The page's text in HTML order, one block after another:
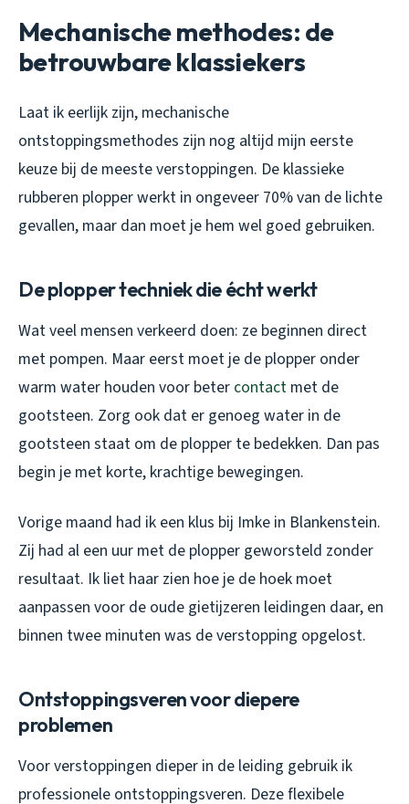
Mechanische methodes: de
betrouwbare klassiekers
Laat ik eerlijk zijn, mechanische
ontstoppingsmethodes zijn nog altijd mijn eerste
keuze bij de meeste verstoppingen. De klassieke
rubberen plopper werkt in ongeveer 70% van de lichte
gevallen, maar dan moet je hem wel goed gebruiken.
De plopper techniek die écht werkt
Wat veel mensen verkeerd doen: ze beginnen direct
met pompen. Maar eerst moet je de plopper onder
warm water houden voor beter contact met de
gootsteen. Zorg ook dat er genoeg water in de
gootsteen staat om de plopper te bedekken. Dan pas
begin je met korte, krachtige bewegingen.
Vorige maand had ik een klus bij Imke in Blankenstein.
Zij had al een uur met de plopper geworsteld zonder
resultaat. Ik liet haar zien hoe je de hoek moet
aanpassen voor de oude gietijzeren leidingen daar, en
binnen twee minuten was de verstopping opgelost.
Ontstoppingsveren voor diepere
problemen
Voor verstoppingen dieper in de leiding gebruik ik
professionele ontstoppingsveren. Deze flexibele